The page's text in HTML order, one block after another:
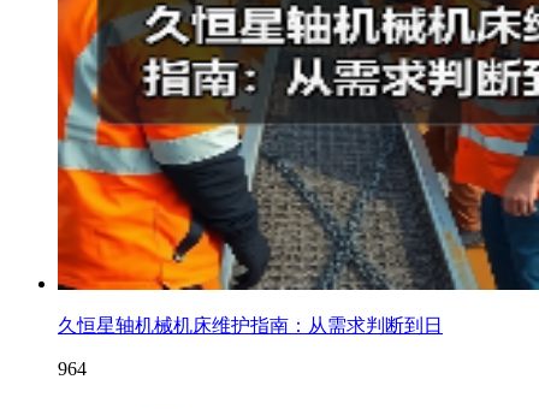
久恒星轴机械机床维护指南：从需求判断到日
964